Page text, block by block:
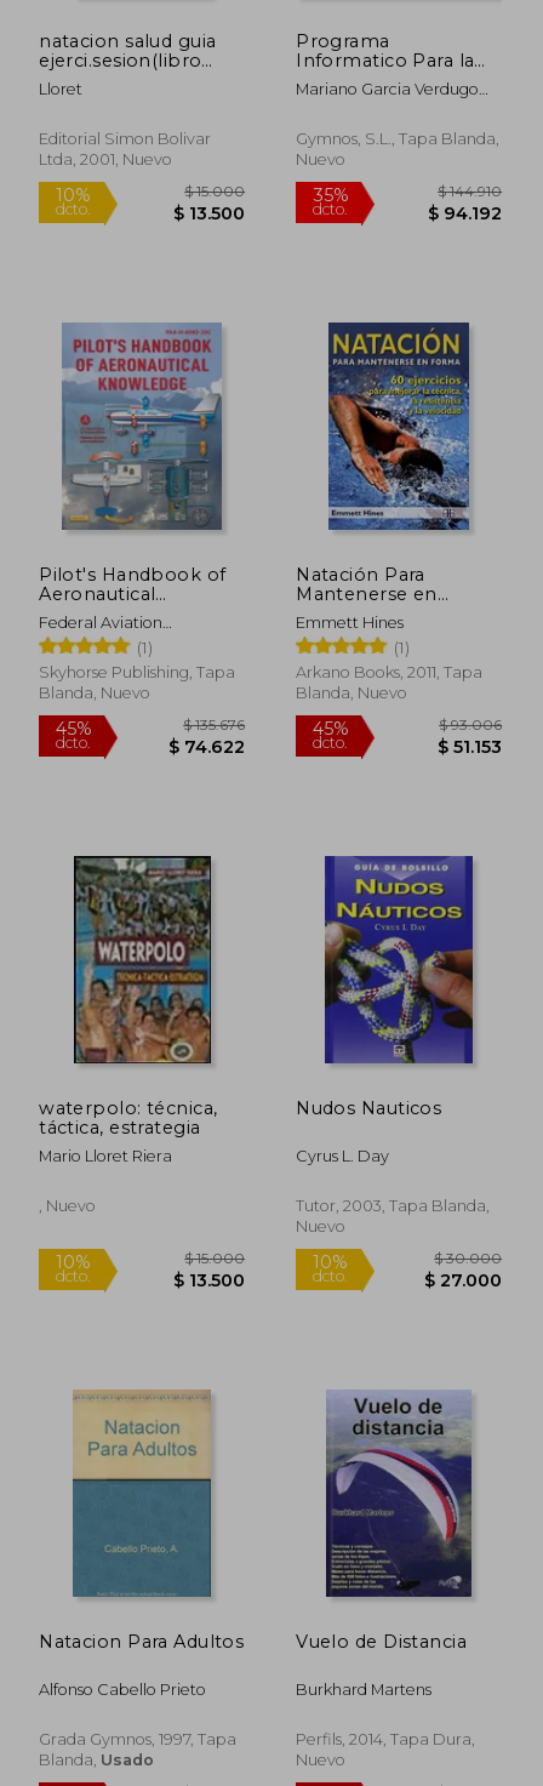
$
natacion salud guia
ejerci.sesion(libro
ficha)
Lloret
Editorial Simon Bolivar
Ltda, 2001, Nuevo
10%
dcto. $ 13.500
Programa
Informatico Para la
Planificacion y
Control de la Resist
Mariano Garcia Verdugo
Gymnos, S.L., Tapa Blanda,
Nuevo
35%
dcto. $
Rápido
Pilot's Handbook of
Aeronautical
Knowledge (2024):
Faa-H-8083-25c (en
Inglés)
Federal Aviation
Administration (FAA)
(1)
Skyhorse Publishing, Tapa
Blanda, Nuevo
45% $ 135.676
Natación Para
Mantenerse en
Forma: 60 Ejercicios
Para Mejorar la
Técnica, la Resistencia
y la Velocidad
Emmett Hines
(1)
Arkano Books, 2011, Tapa
Blanda, Nuevo
45% $
waterpolo: técnica,
táctica, estrategia
Mario Lloret Riera
, Nuevo
Nudos Nauticos
Cyrus L. Day
Tutor, 2003, Tapa Blanda,
Nuevo
Natacion Para Adultos
Alfonso Cabello Prieto
Grada Gymnos, 1997, Tapa
Blanda, Usado
Vuelo de Distancia
Burkhard Martens
Perfils, 2014, Tapa Dura,
Nuevo